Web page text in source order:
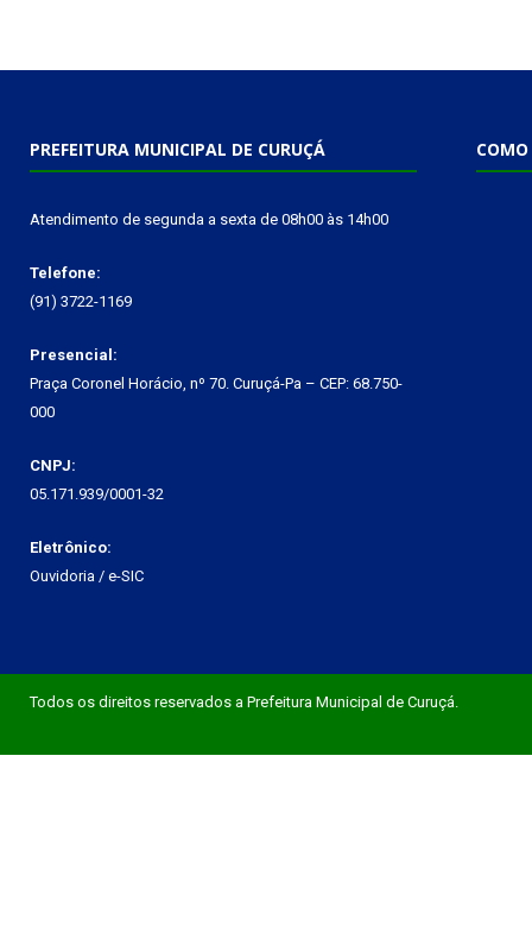
PREFEITURA MUNICIPAL DE CURUÇÁ
Atendimento de segunda a sexta de 08h00 às 14h00
Telefone:
(91) 3722-1169
Presencial:
Praça Coronel Horácio, nº 70. Curuçá-Pa – CEP: 68.750-
000
CNPJ:
05.171.939/0001-32
Eletrônico:
Ouvidoria / e-SIC
COMO
Todos os direitos reservados a Prefeitura Municipal de Curuçá.